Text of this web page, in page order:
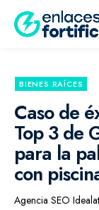
BIENES RAÍCES
Caso de
Top 3 de
para la
con
Agencia SEO